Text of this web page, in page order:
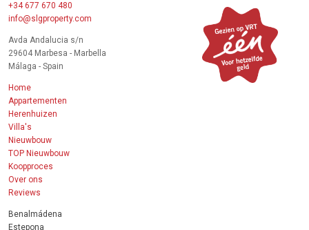
+34 677 670 480
info@slgproperty.com
Avda Andalucia s/n
29604 Marbesa - Marbella
Málaga - Spain
Home
Appartementen
Herenhuizen
Villa's
Nieuwbouw
TOP Nieuwbouw
Koopproces
Over ons
Reviews
Benalmádena
Estepona